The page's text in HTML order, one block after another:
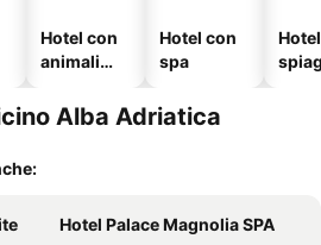
Hotel con
animali
Hotel con
spa
Alba Adriatica
Hotel Palace Magnolia SPA